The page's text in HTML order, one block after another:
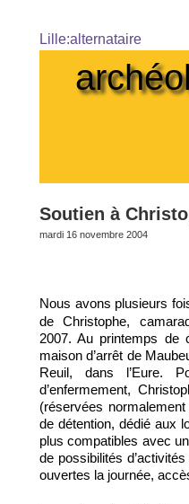
Lille:alternataire
Soutien à
mardi 16 novembre 2004
Nous avons plusieurs
de Christophe,
2007. Au printemps de
maison d’arrêt de
Reuil, dans l’Eure.
d’enfermement,
(réservées
de détention, dédié aux
plus compatibles avec
de possibilités
ouvertes la journée,